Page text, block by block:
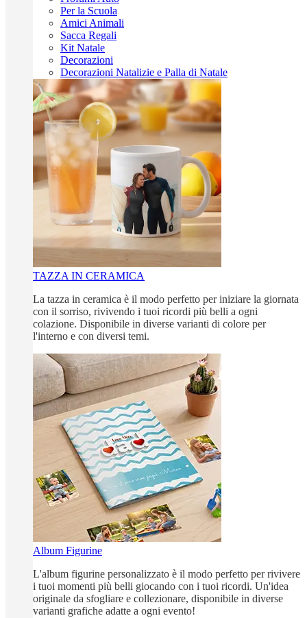
Per la Scuola
Amici Animali
Sacca Regali
Kit Natale
Decorazioni
Decorazioni Natalizie e Palla di Natale
TAZZA IN CERAMICA
La tazza in ceramica è il modo perfetto per iniziare la giornata
con il sorriso, rivivendo i tuoi ricordi più belli a ogni
colazione. Disponibile in diverse varianti di colore per
l'interno e con diversi temi.
Album Figurine
L'album figurine personalizzato è il modo perfetto per rivivere
i tuoi momenti più belli giocando con i tuoi ricordi. Un'idea
originale da sfogliare e collezionare, disponibile in diverse
varianti grafiche adatte a ogni evento!